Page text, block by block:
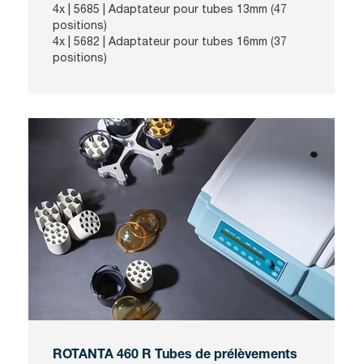
4x | 5685 | Adaptateur pour tubes 13mm (47
positions)
4x | 5682 | Adaptateur pour tubes 16mm (37
positions)
ROTANTA 460 R Tubes de prélèvements